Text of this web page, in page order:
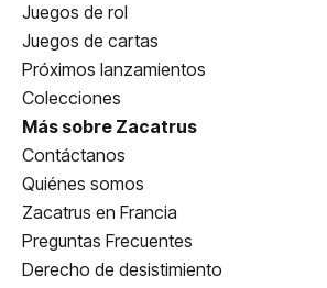
Juegos de rol
Juegos de cartas
Próximos lanzamientos
Colecciones
Más sobre Zacatrus
Contáctanos
Quiénes somos
Zacatrus en Francia
Preguntas Frecuentes
Derecho de desistimiento